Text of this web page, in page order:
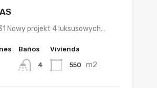
Nowy projekt 4 luksusowych…
Baños
4
Vivienda
550 m2